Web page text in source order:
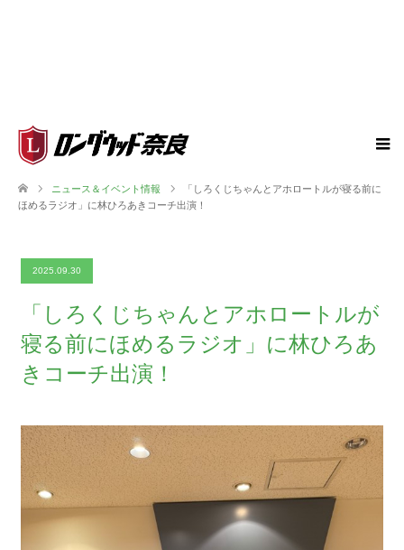
ニュース＆イベント情報
「しろくじちゃんとアホロートルが寝る前に
ほめるラジオ」に林ひろあきコーチ出演！
2025.09.30
「しろくじちゃんとアホロートルが
寝る前にほめるラジオ」に林ひろあ
きコーチ出演！